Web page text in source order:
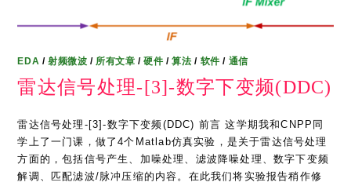
EDA /射频微波 / 所有文章 /硬件 /算法 / 软件 / 通信
雷达信号处理-[3]-数字下变频(DDC)
雷达信号处理-[3]-数字下变频(DDC) 前言 这学期我和CNPP同
学上了一门课，做了4个Matlab仿真实验，是关于雷达信号处理
方面的，包括信号产生、加噪处理、滤波降噪处理、数字下变频
解调、匹配滤波/脉冲压缩的内容。在此我们将实验报告稍作修